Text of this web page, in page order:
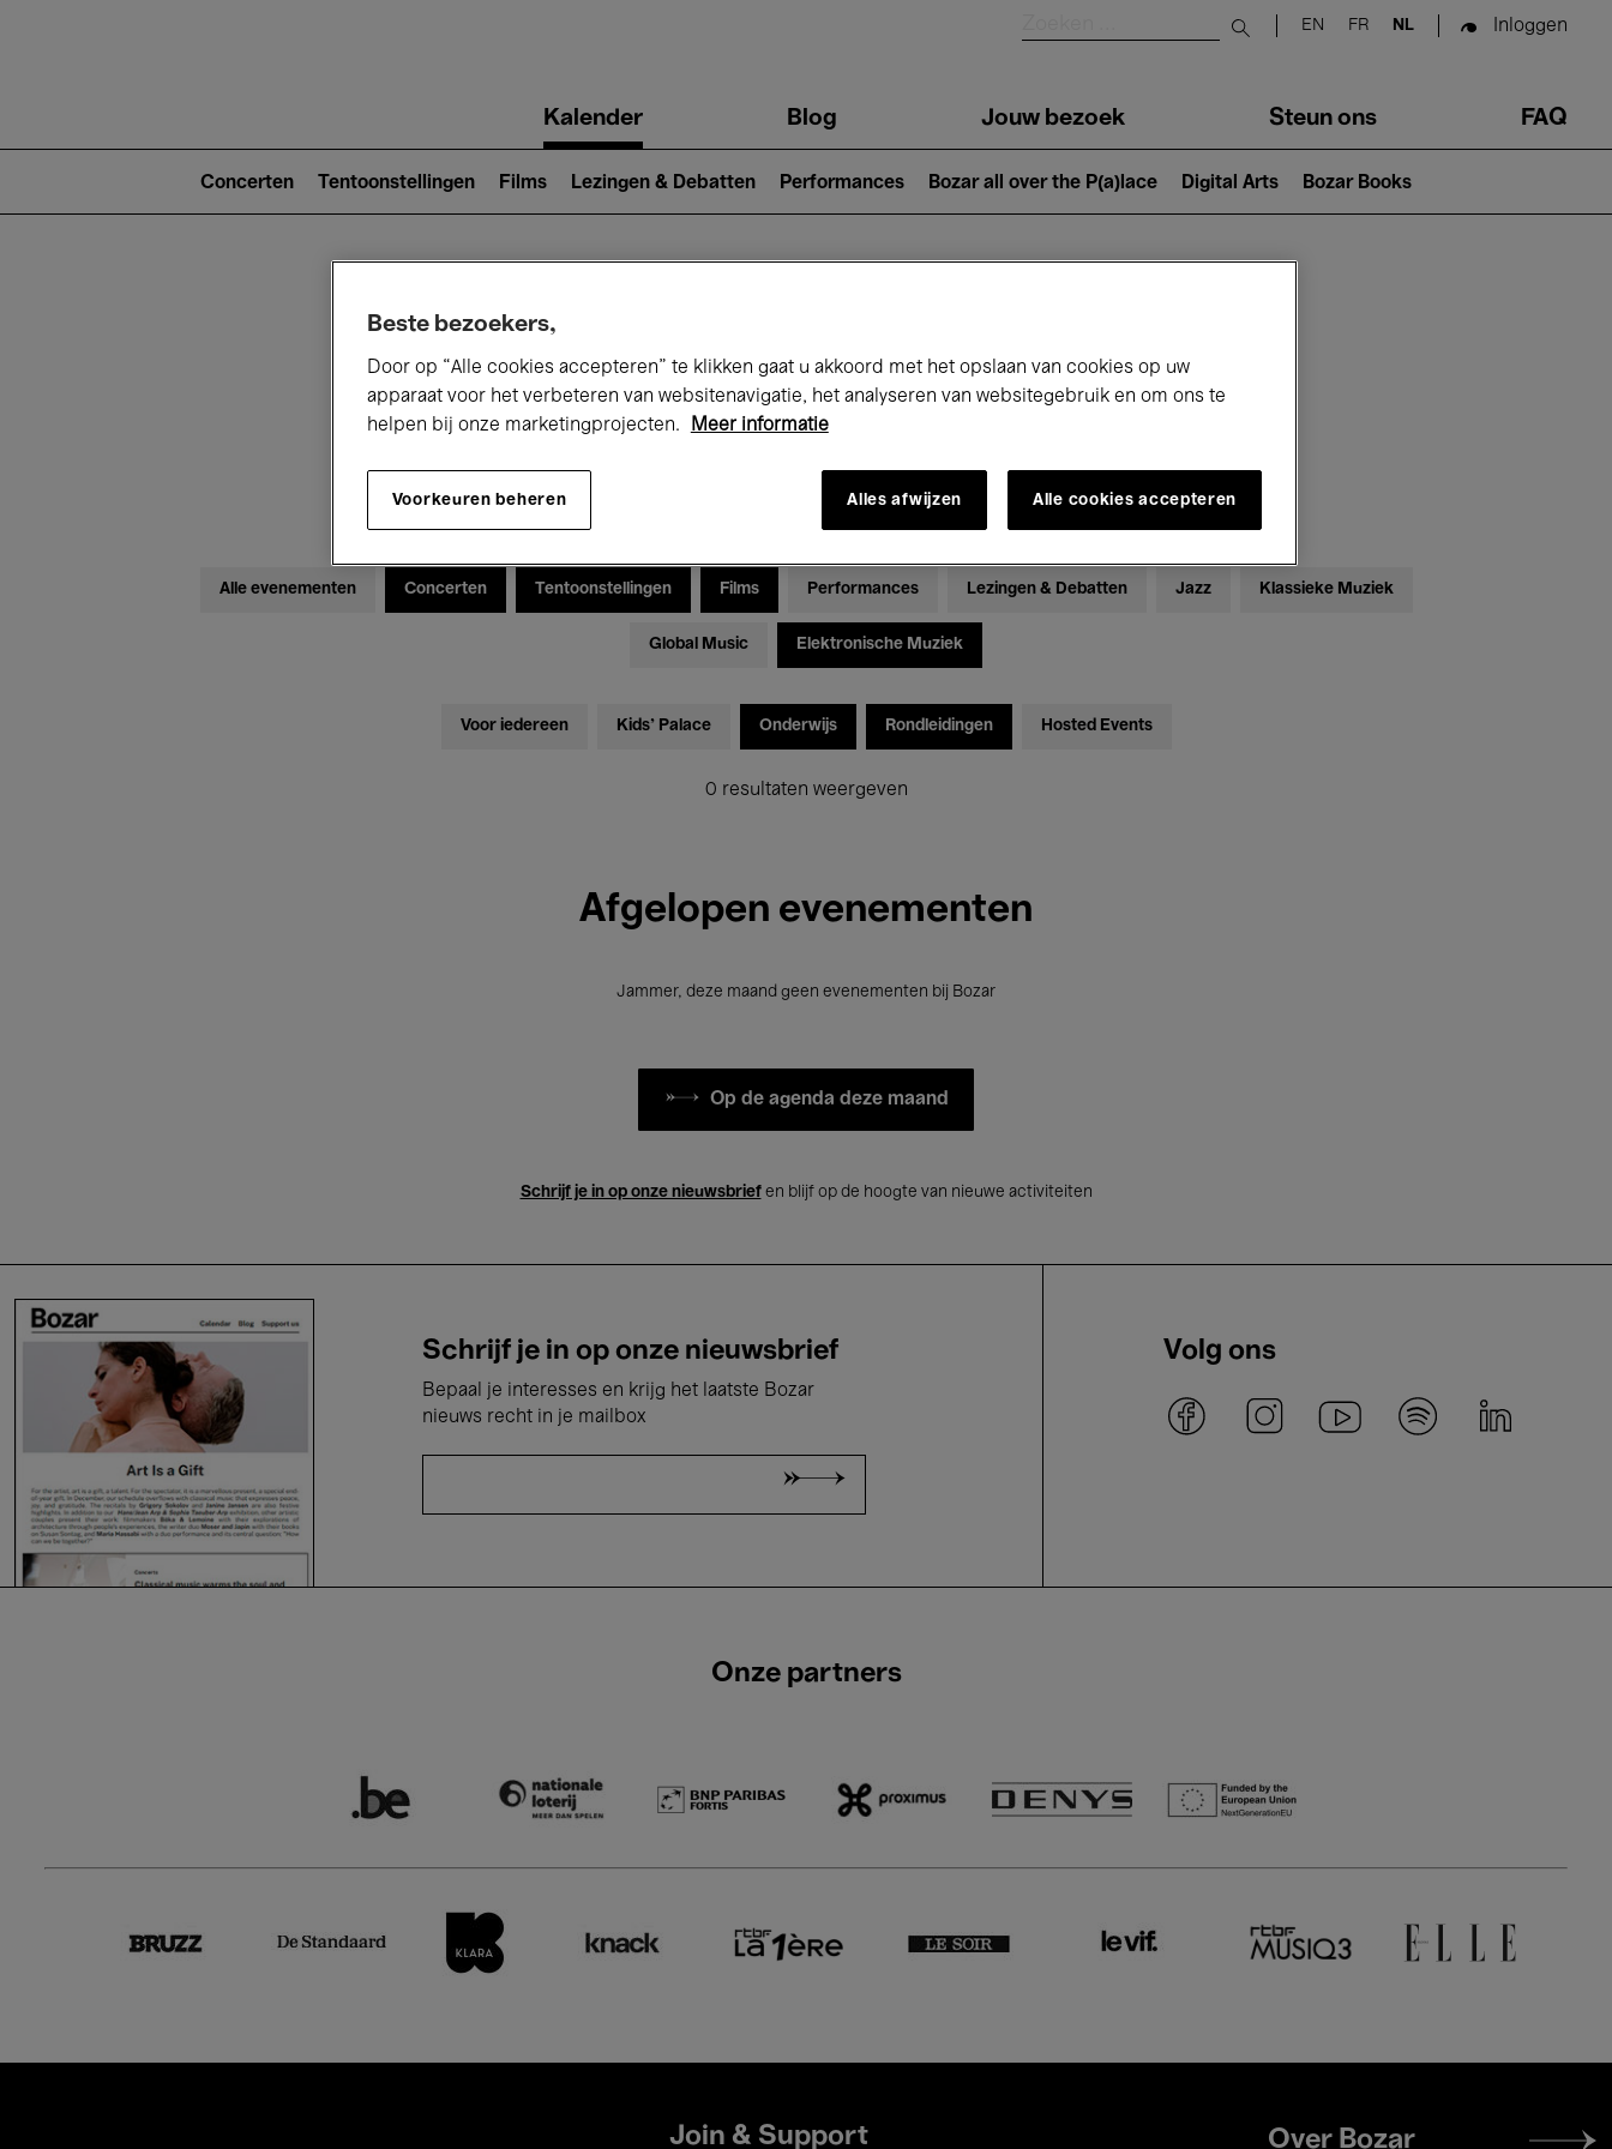
Submit search
EN FR NL Inloggen
navigationKalender Blog Jouw bezoek Steun ons FAQ
2)
Concerten Tentoonstellingen Films Lezingen & Debatten Performances Bozar all over the P(a)lace Digital Arts Bozar Books
Alle evenementen Concerten Tentoonstellingen Films Performances Lezingen & Debatten Jazz Klassieke Muziek
Global Music Elektronische Muziek
Voor iedereen Kids’ Palace Onderwijs Rondleidingen Hosted Events
0 resultaten weergeven
Afgelopen evenementen
Jammer, deze maand geen evenementen bij Bozar
Op de agenda deze maand
Schrijf je in op onze nieuwsbriefen blijf op de hoogte van nieuwe activiteiten
Schrijf je in op onze nieuwsbrief
Bepaal je interesses en krijg het laatste Bozar
nieuws recht in je mailbox
Volg ons
Onze partners
Join & Support
Footer
Over Bozar
Beste bezoekers,
Door op “Alle cookies accepteren” te klikken gaat u akkoord met het opslaan van cookies op uw
apparaat voor het verbeteren van websitenavigatie, het analyseren van websitegebruik en om ons te
helpen bij onze marketingprojecten.
Meer informatie
Voorkeuren beheren Alles afwijzen Alle cookies accepteren